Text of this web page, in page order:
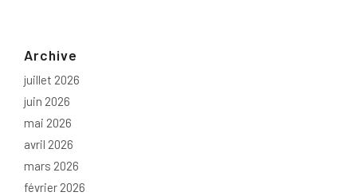
Archive
juillet 2026
juin 2026
mai 2026
avril 2026
mars 2026
février 2026